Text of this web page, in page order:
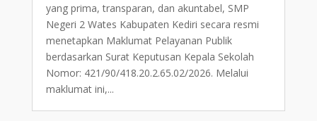
yang prima, transparan, dan akuntabel, SMP
Negeri 2 Wates Kabupaten Kediri secara resmi
menetapkan Maklumat Pelayanan Publik
berdasarkan Surat Keputusan Kepala Sekolah
Nomor: 421/90/418.20.2.65.02/2026. Melalui
maklumat ini,...